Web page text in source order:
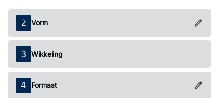
Vorm
Wikkeling
Formaat